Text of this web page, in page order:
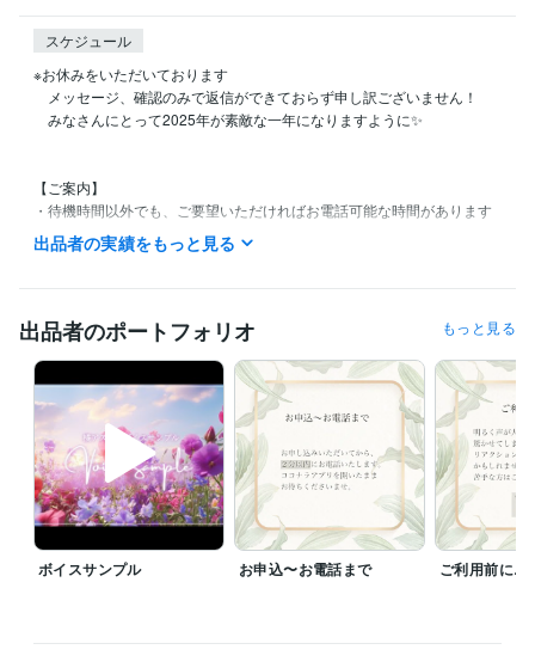
スケジュール
※お休みをいただいております
メッセージ、確認のみで返信ができておらず申し訳ございません！
みなさんにとって2025年が素敵な一年になりますように✨️
【ご案内】
・待機時間以外でも、ご要望いただければお電話可能な時間があります
お気軽にサービスページ「出品者への質問」からご連絡ください✨
※通常DMの場合、確認が遅くなることがございます
◌◍┈┈┈┈┈┈┈┈┈┈┈┈┈┈┈┈┈┈⿻*.·
最近、田舎暮らし・畑づくりの関連情報に目がありません
比較的自然豊かな土地に生まれて、それが嫌で都会に出たのに、また田
舎に憧れている
田舎に行けばまた同様に都会を眩しく思うんでしょうね
たぶん繰り返し
とりあえず憧れたうちのいくつかは、少しずつやってみます✨
畑はすぐには難しいので、まずはシミュレーションゲームから
出品者の実績をもっと見る
出品者のポートフォリオ もっと見る
ボイスサンプル お申込〜お電話まで ご利用前に…